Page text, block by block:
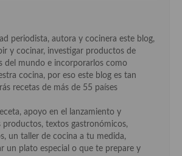
periodista, autora y cocinera este blog,
y cocinar, investigar productos de
del mundo e incorporarlos como
cocina, por eso este blog es tan
recetas de más de 55 países
apoyo en el lanzamiento y
textos gastronómicos,
un taller de cocina a tu medida,
un plato especial o que te prepare y